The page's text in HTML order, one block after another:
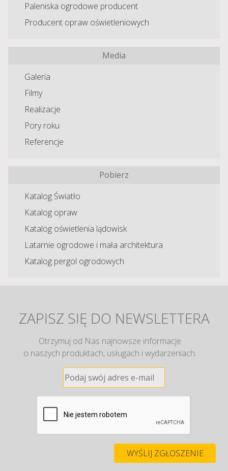
Paleniska ogrodowe producent
Producent opraw oświetleniowych
Media
Galeria
Filmy
Realizacje
Pory roku
Referencje
Pobierz
Katalog Światło
Katalog opraw
Katalog oświetlenia lądowisk
Latarnie ogrodowe i mała architektura
Katalog pergol ogrodowych
ZAPISZ SIĘ DO NEWSLETTERA
Otrzymuj od Nas najnowsze informacje
o naszych produktach, usługach i wydarzeniach.